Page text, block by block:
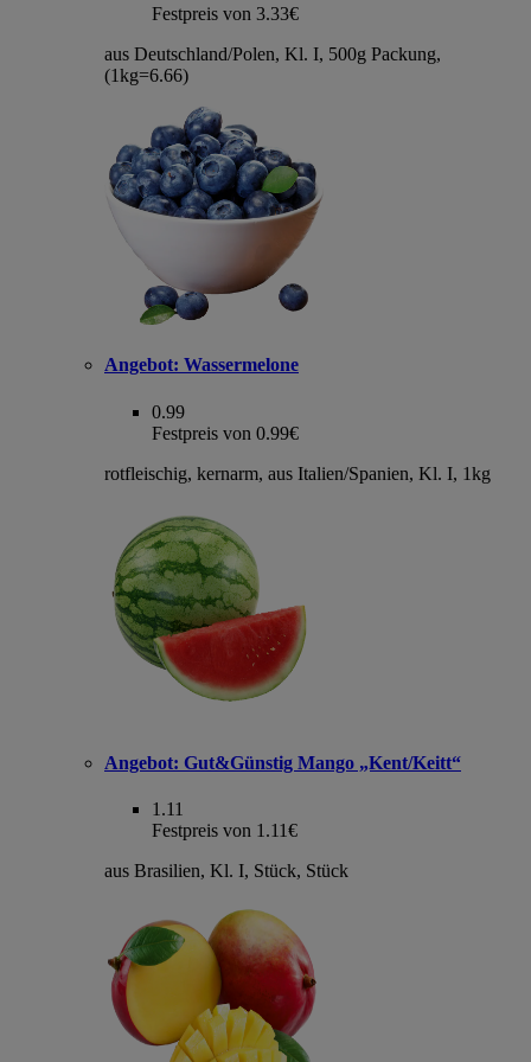
Festpreis von 3.33€
aus Deutschland/Polen, Kl. I, 500g Packung,
(1kg=6.66)
Angebot: Wassermelone
0.99
Festpreis von 0.99€
rotfleischig, kernarm, aus Italien/Spanien, Kl. I, 1kg
Angebot: Gut&Günstig Mango „Kent/Keitt“
1.11
Festpreis von 1.11€
aus Brasilien, Kl. I, Stück, Stück